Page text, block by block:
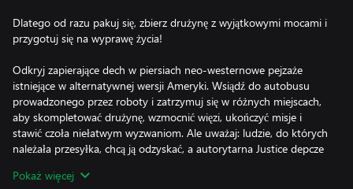
Dlatego od razu pakuj się, zbierz drużynę z wyjątkowymi mocami i
przygotuj się na wyprawę życia!
Odkryj zapierające dech w piersiach neo-westernowe pejzaże
istniejące w alternatywnej wersji Ameryki. Wsiądź do autobusu
prowadzonego przez roboty i zatrzymuj się w różnych miejscach,
aby skompletować drużynę, wzmocnić więzi, ukończyć misje i
stawić czoła niełatwym wyzwaniom. Ale uważaj: ludzie, do których
należała przesyłka, chcą ją odzyskać, a autorytarna Justice depcze
Pokaż więcej